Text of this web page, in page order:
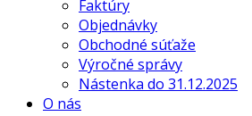
Faktúry
Objednávky
Obchodné súťaže
Výročné správy
Nástenka do 31.12.2025
O nás